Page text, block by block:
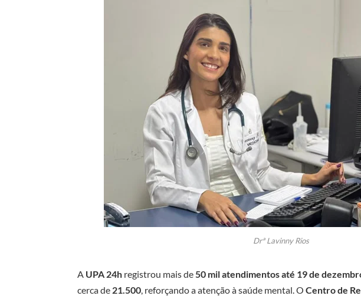
Drª Lavinny Rios
A UPA 24h registrou mais de50 mil atendimentos até 19 de
cerca de 21.500, reforçando a atenção à saúde mental. OCentro de